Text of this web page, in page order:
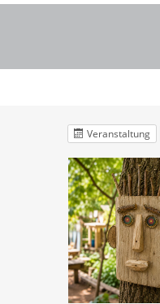
Veranstaltung